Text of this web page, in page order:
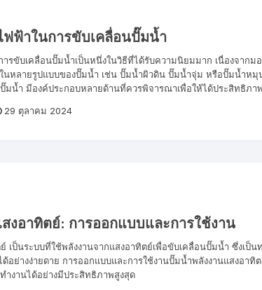
ฟฟ้าในการขับเคลื่อนปั๊มน้ำ
ารขับเคลื่อนปั๊มน้ำเป็นหนึ่งในวิธีที่ได้รับความนิยมมาก เนื่องจากม
นหลายรูปแบบของปั๊มน้ำ เช่น ปั๊มน้ำผิวดิน ปั๊มน้ำจุ่ม หรือปั๊มน้ำหมุ
มน้ำ มีองค์ประกอบหลายด้านที่ควรพิจารณาเพื่อให้ได้ประสิทธิภา
29 ตุลาคม 2024
งอาทิตย์: การออกแบบและการใช้งาน
เป็นระบบที่ใช้พลังงานจากแสงอาทิตย์เพื่อขับเคลื่อนปั๊มน้ำ ซึ่งเป็
ด้อย่างง่ายดาย การออกแบบและการใช้งานปั๊มน้ำพลังงานแสงอาทิ
ำงานได้อย่างมีประสิทธิภาพสูงสุด